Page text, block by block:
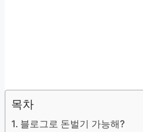
목차
블로그로 돈벌기 가능해?